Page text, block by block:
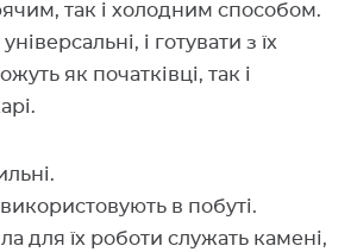
так і холодним способом.
і готувати з їх
як початківці, так і
використовують в побуті.
для їх роботи служать камені,